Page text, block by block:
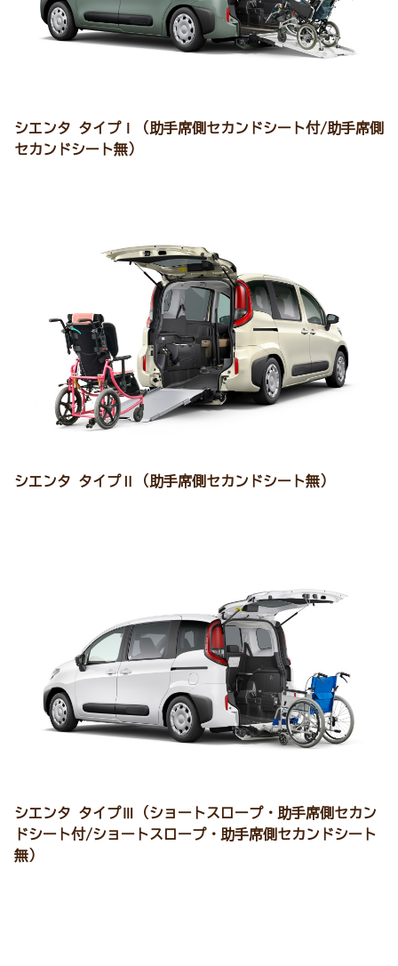
シエンタ タイプⅠ（助手席側セカンドシート付/助手席側
セカンドシート無）
シエンタ タイプⅡ（助手席側セカンドシート無）
シエンタ タイプⅢ（ショートスロープ・助手席側セカン
ドシート付/ショートスロープ・助手席側セカンドシート
無）